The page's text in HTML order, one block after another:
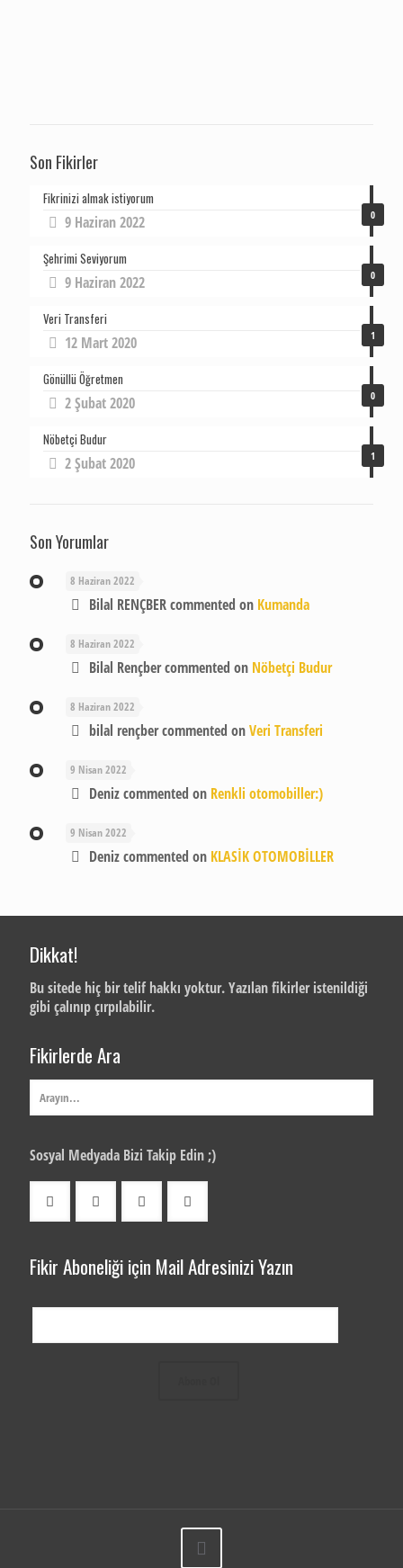
Son Fikirler
0
Fikrinizi almak istiyorum
9 Haziran 2022
0
Şehrimi Seviyorum
9 Haziran 2022
1
Veri Transferi
12 Mart 2020
0
Gönüllü Öğretmen
2 Şubat 2020
1
Nöbetçi Budur
2 Şubat 2020
Son Yorumlar
8 Haziran 2022
Bilal RENÇBERcommented on Kumanda
8 Haziran 2022
Bilal Rençbercommented on Nöbetçi Budur
8 Haziran 2022
bilal rençbercommented onVeri Transferi
9 Nisan 2022
Denizcommented on Renkli otomobiller:)
9 Nisan 2022
Denizcommented on KLASİK OTOMOBİLLER
Dikkat!
Bu sitede hiç bir telif hakkı yoktur. Yazılan fikirler istenildiği
gibi çalınıp çırpılabilir.
Fikirlerde Ara
Sosyal Medyada Bizi Takip Edin ;)
Fikir Aboneliği için Mail Adresinizi Yazın